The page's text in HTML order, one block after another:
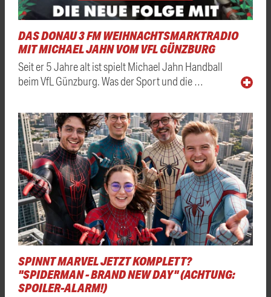
DAS DONAU 3 FM WEIHNACHTSMARKTRADIO
MIT MICHAEL JAHN VOM VFL GÜNZBURG
Seit er 5 Jahre alt ist spielt Michael Jahn Handball
beim VfL Günzburg. Was der Sport und die …
SPINNT MARVEL JETZT KOMPLETT?
"SPIDERMAN - BRAND NEW DAY" (ACHTUNG:
SPOILER-ALARM!)